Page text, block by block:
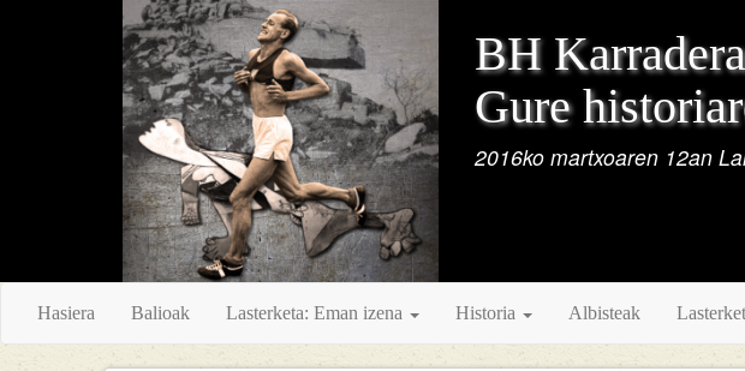
BH
Gure
2016ko martxoaren 12an
Hasiera Balioak Lasterketa: Eman izena Historia Albisteak